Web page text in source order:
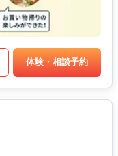
体験・相談予約